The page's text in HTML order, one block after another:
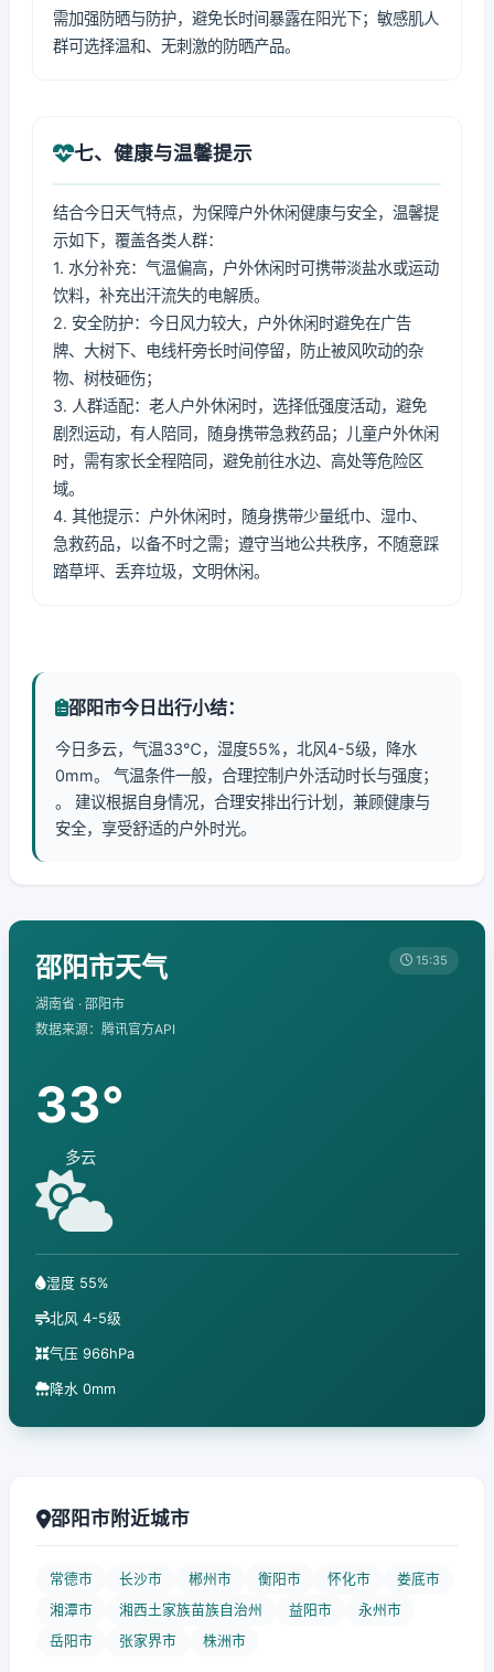
需加强防晒与防护，避免长时间暴露在阳光下；敏感肌人
群可选择温和、无刺激的防晒产品。
七、健康与温馨提示
结合今日天气特点，为保障户外休闲健康与安全，温馨提
示如下，覆盖各类人群：
1. 水分补充：气温偏高，户外休闲时可携带淡盐水或运动
饮料，补充出汗流失的电解质。
2. 安全防护：今日风力较大，户外休闲时避免在广告
牌、大树下、电线杆旁长时间停留，防止被风吹动的杂
物、树枝砸伤；
3. 人群适配：老人户外休闲时，选择低强度活动，避免
剧烈运动，有人陪同，随身携带急救药品；儿童户外休闲
时，需有家长全程陪同，避免前往水边、高处等危险区
域。
4. 其他提示：户外休闲时，随身携带少量纸巾、湿巾、
急救药品，以备不时之需；遵守当地公共秩序，不随意踩
踏草坪、丢弃垃圾，文明休闲。
邵阳市今日出行小结：
今日多云，气温33℃，湿度55%，北风4-5级，降水
0mm。 气温条件一般，合理控制户外活动时长与强度；
。 建议根据自身情况，合理安排出行计划，兼顾健康与
安全，享受舒适的户外时光。
邵阳市天气
湖南省 · 邵阳市
数据来源：腾讯官方API
15:35
33°
多云
湿度 55%
北风 4-5级
气压 966hPa
降水 0mm
邵阳市附近城市
常德市 长沙市 郴州市 衡阳市 怀化市
娄底市
湘潭市
湘西土家族苗族自治州 益阳市
永州市
岳阳市
张家界市 株洲市